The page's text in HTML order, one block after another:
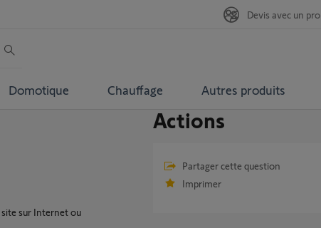
Domotique Chauffage Autres produits
Devis avec un pro
site sur Internet ou
Actions
Partager cette question
Imprimer